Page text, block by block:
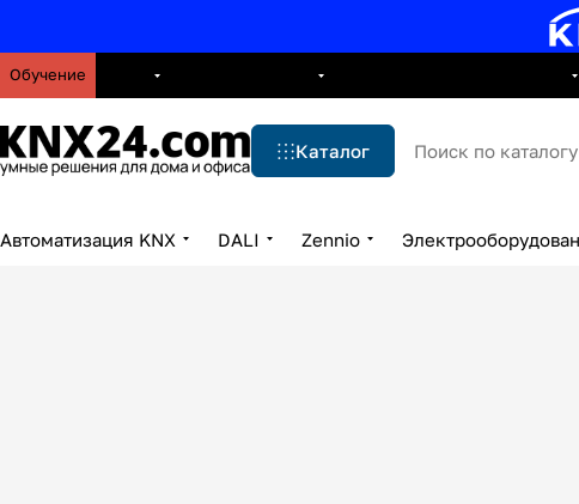
Обучение
Каталог
Автоматизация KNX DALI Zennio